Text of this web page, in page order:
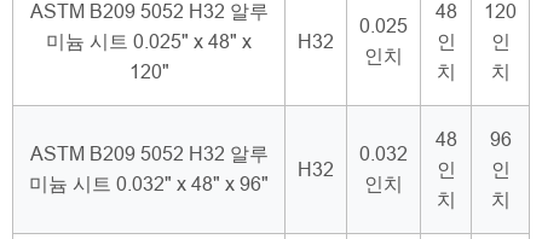
ASTM B209 5052 H32 알루
미늄 시트 0.025" x 48" x
120"
H32
0.025
인치
48
인
치
120
인
치
ASTM B209 5052 H32 알루
미늄 시트 0.032" x 48" x 96"
H32
0.032
인치
48
인
치
96
인
치